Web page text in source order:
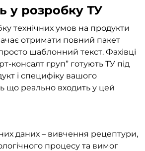
у розробку ТУ
технічних умов на продукти
отримати повний пакет
шаблонний текст. Фахівці
консалт груп” готують ТУ під
і специфіку вашого
що реально входить у цей
даних – вивчення рецептури,
процесу та вимог